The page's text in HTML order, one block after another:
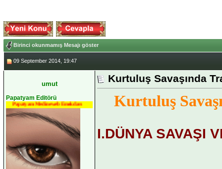
Birinci okunmamış Mesajı göster
09 September 2014, 19:47
umut
Papatyam Editörü
Papatyam Medineweb Emekdarı
Kurtuluş Savaşında
Kurtuluş
I.DÜNYA SAVAŞI